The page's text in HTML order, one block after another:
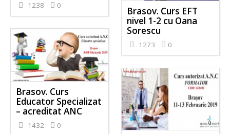
1238 0
Brasov. Curs EFT
nivel 1-2 cu Oana
Sorescu
1273 0
Brasov. Curs
Educator Specializat
– acreditat ANC
1432 0